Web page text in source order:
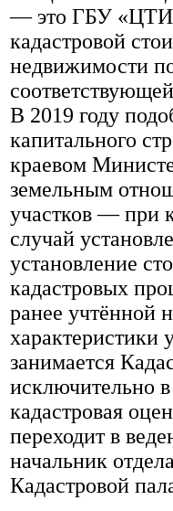
— это ГБУ «ЦТИ
кадастровой
недвижимости
В 2019 году
капитального
краевом
земельным
участков — при
случай
установление
кадастровых
ранее учтённой
занимается
исключительно
кадастровая
переходит в
начальник
Кадастровой